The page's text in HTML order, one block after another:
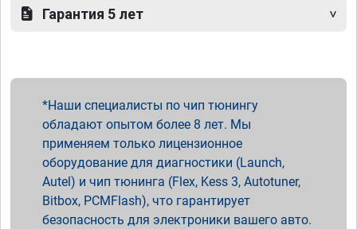
Гарантия 5 лет
Наши специалисты по чип тюнингу
обладают опытом более 8 лет. Мы
применяем только лицензионное
оборудование для диагностики (Launch,
Autel) и чип тюнинга (Flex, Kess 3, Autotuner,
Bitbox, PCMFlash), что гарантирует
безопасность для электроники вашего авто.